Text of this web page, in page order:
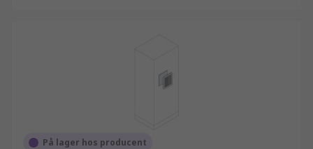
På lager hos producent